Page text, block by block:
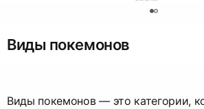
Виды покемонов
Виды покемонов — это категории,